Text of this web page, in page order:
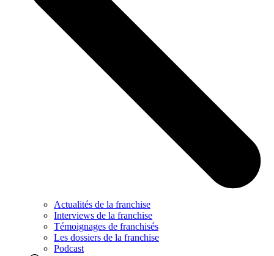
Actualités de la franchise
Interviews de la franchise
Témoignages de franchisés
Les dossiers de la franchise
Podcast